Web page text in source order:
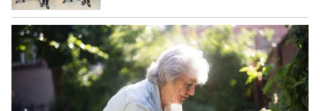
ಹೀಗೆ ನೂರಾರು ಜನ ತಮ್ಮ ಗ್ರಾಮಗಳ ಸಮಸ್ಯೆಗಳನ್ನು ಮಾಜಿ
ಸಿಎಂ ಮುಂದೆ ತೋಡಿಕೊಂಡರು.